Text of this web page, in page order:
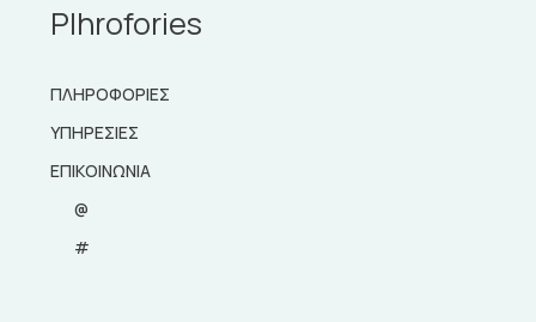
Plhrofories
ΠΛΗΡΟΦΟΡΙΕΣ
ΥΠΗΡΕΣΙΕΣ
ΕΠΙΚΟΙΝΩΝΙΑ
@
#